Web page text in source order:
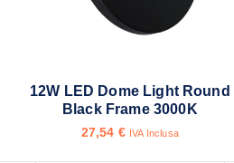
12W LED Dome Light Round
Black Frame 3000K
27,54 € IVA Inclusa